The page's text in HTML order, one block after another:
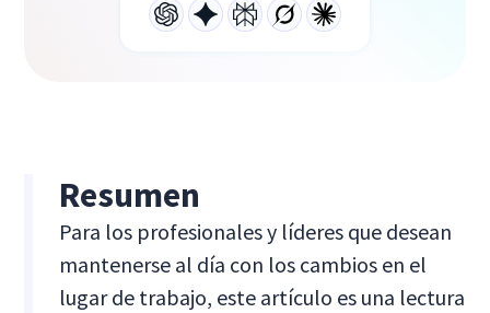
Resumen
Para los profesionales y líderes que desean
mantenerse al día con los cambios en el
lugar de trabajo, este artículo es una lectura